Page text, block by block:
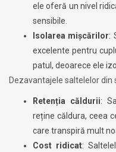
ele oferă un nivel
sensibile.
Isolarea mișcărilor:
excelente pentru
patul, deoarece ele
Dezavantajele saltelelor
Retenția căldurii:
reține căldura, ceea
care transpiră mult
Cost ridicat: